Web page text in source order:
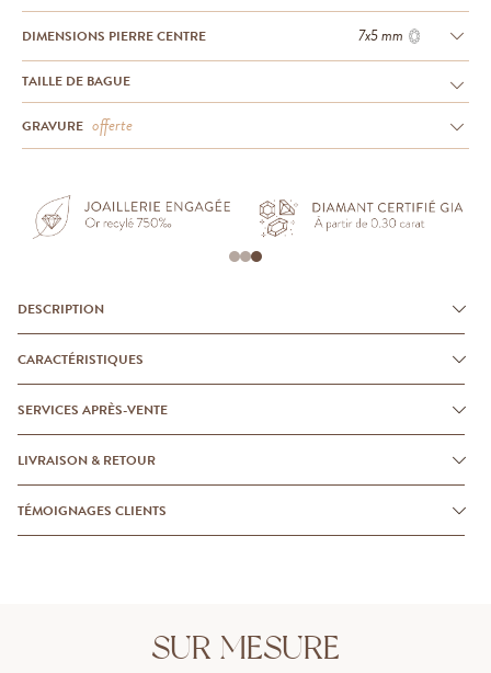
DIMENSIONS PIERRE CENTRE 7x5 mm
TAILLE DE BAGUE
GRAVURE offerte
DESCRIPTION
CARACTÉRISTIQUES
SERVICES APRÈS-VENTE
LIVRAISON & RETOUR
TÉMOIGNAGES CLIENTS
SUR MESURE